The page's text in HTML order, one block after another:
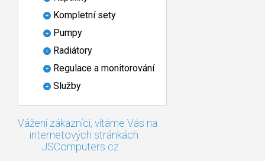
Kompletní sety
Pumpy
Radiátory
Regulace a monitorování
Služby
Vážení zákazníci, vítáme Vás na
internetových stránkách
JSComputers.cz